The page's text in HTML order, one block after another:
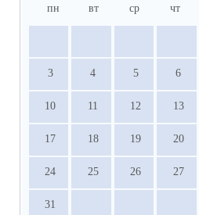
пн вт ср чт
3 4 5 6
10 11 12 13
17 18 19 20
24 25 26 27
31